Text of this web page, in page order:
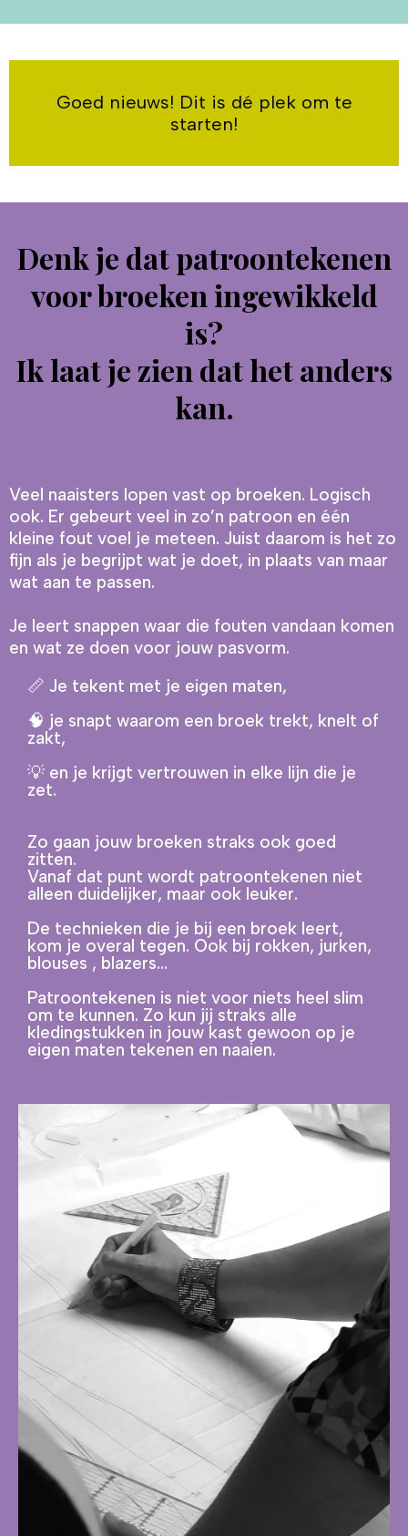
Goed nieuws! Dit is dé plek om te
starten!
Denk je dat patroontekenen
voor broeken ingewikkeld
is?
Ik laat je zien dat het anders
kan.
Veel naaisters lopen vast op broeken. Logisch
ook. Er gebeurt veel in zo’n patroon en één
kleine fout voel je meteen. Juist daarom is het zo
fijn als je begrijpt wat je doet, in plaats van maar
wat aan te passen.
Je leert snappen waar die fouten vandaan komen
en wat ze doen voor jouw pasvorm.
📏 Je tekent met je eigen maten,
🧠 je snapt waarom een broek trekt, knelt of
zakt,
💡 en je krijgt vertrouwen in elke lijn die je
zet.
Zo gaan jouw broeken straks ook goed
zitten.
Vanaf dat punt wordt patroontekenen niet
alleen duidelijker, maar ook leuker.
De technieken die je bij een broek leert,
kom je overal tegen. Ook bij rokken, jurken,
blouses , blazers…
Patroontekenen is niet voor niets heel slim
om te kunnen. Zo kun jij straks alle
kledingstukken in jouw kast gewoon op je
eigen maten tekenen en naaien.